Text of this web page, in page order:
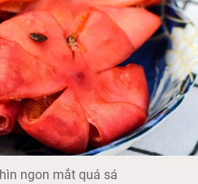
ngon mắt quá sá